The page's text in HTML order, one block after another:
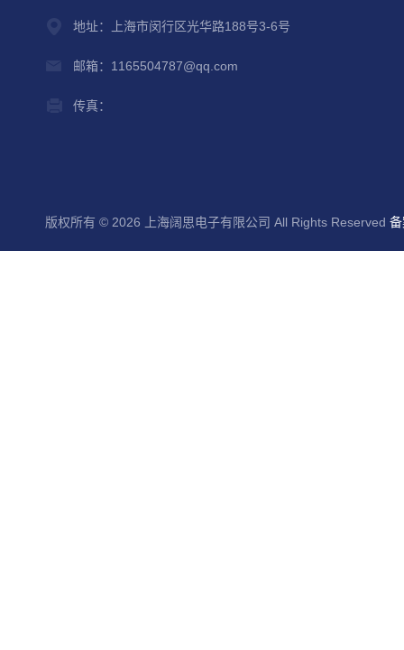
地址：上海市闵行区光华路188号3-6号
邮箱：1165504787@qq.com
传真：
版权所有 © 2026 上海阔思电子有限公司 All Rights Reserved